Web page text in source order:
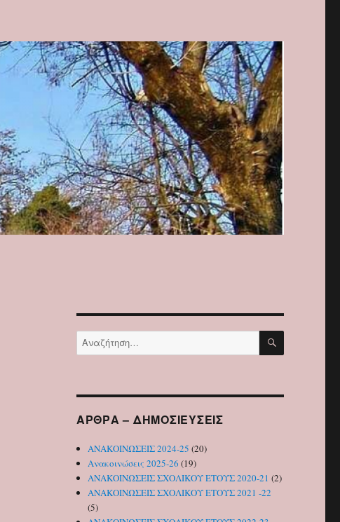
Αναζήτηση
για:
ΑΡΘΡΑ – ΔΗΜΟΣΙΕΥΣΕΙΣ
ΑΝΑΚΟΙΝΩΣΕΙΣ 2024-25 (20)
Ανακοινώσεις 2025-26 (19)
ΑΝΑΚΟΙΝΩΣΕΙΣ ΣΧΟΛΙΚΟΥ ΕΤΟΥΣ 2020-21 (2)
ΑΝΑΚΟΙΝΩΣΕΙΣ ΣΧΟΛΙΚΟΥ ΕΤΟΥΣ 2021 -22
(5)